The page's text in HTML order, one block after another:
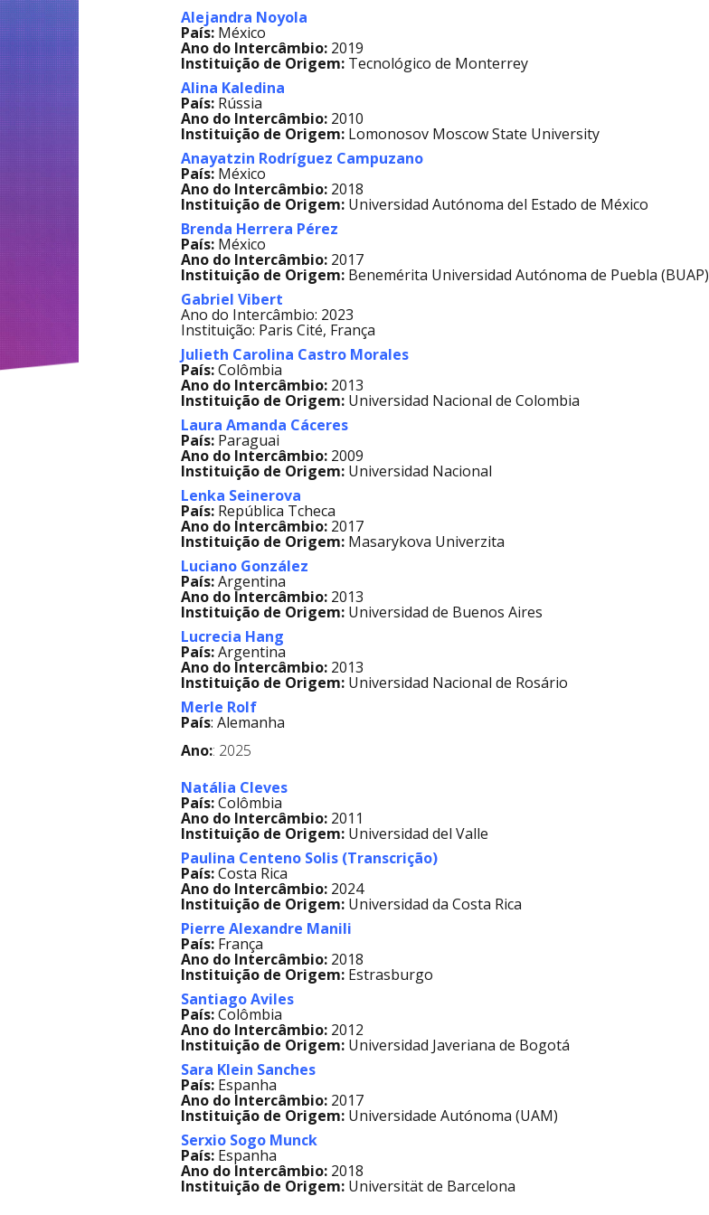
Alejandra Noyola
País:México
Ano do Intercâmbio:2019
Instituição de Origem:Tecnológico de Monterrey
Alina Kaledina
País:Rússia
Ano do Intercâmbio:2010
Instituição de Origem:Lomonosov Moscow State University
Anayatzin Rodríguez Campuzano
País:México
Ano do Intercâmbio:2018
Instituição de Origem:Universidad Autónoma del Estado de México
Brenda Herrera Pérez
País:México
Ano do Intercâmbio:2017
Instituição de Origem:Benemérita Universidad Autónoma de Puebla (BUAP)
Gabriel Vibert
Ano do Intercâmbio: 2023
Instituição: Paris Cité, França
Julieth Carolina Castro Morales
País:Colômbia
Ano do Intercâmbio:2013
Instituição de Origem:Universidad Nacional de Colombia
Laura Amanda Cáceres
País:Paraguai
Ano do Intercâmbio:2009
Instituição de Origem:Universidad Nacional
Lenka Seinerova
País:República Tcheca
Ano do Intercâmbio:2017
Instituição de Origem:Masarykova Univerzita
Luciano González
País:Argentina
Ano do Intercâmbio:2013
Instituição de Origem:Universidad de Buenos Aires
Lucrecia Hang
País:Argentina
Ano do Intercâmbio:2013
Instituição de Origem:Universidad Nacional de Rosário
Merle Rolf
País: Alemanha
Ano:: 2025
Natália Cleves
País:Colômbia
Ano do Intercâmbio:2011
Instituição de Origem:Universidad del Valle
Paulina Centeno Solis (Transcrição)
País:Costa Rica
Ano do Intercâmbio:2024
Instituição de Origem:Universidad da Costa Rica
Pierre Alexandre Manili
País: França
Ano do Intercâmbio: 2018
Instituição de Origem: Estrasburgo
Santiago Aviles
País:Colômbia
Ano do Intercâmbio:2012
Instituição de Origem:Universidad Javeriana de Bogotá
Sara Klein Sanches
País:Espanha
Ano do Intercâmbio:2017
Instituição de Origem:Universidade Autónoma (UAM)
Serxio Sogo Munck
País:Espanha
Ano do Intercâmbio:2018
Instituição de Origem:Universität de Barcelona